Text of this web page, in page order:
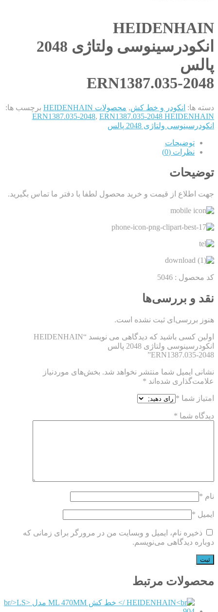
HEIDENHAIN
انکودرسینوسی ولتاژی 2048
پالس
ERN1387.035-2048
دسته ها: انکودر و خط کش, محصولات HEIDENHAIN
برچسب ها:
ERN1387.035-2048, ERN1387.035-2048 HEIDENHAIN
انکودرسینوسی ولتاژی 2048 پالس
توضیحات
نظرات (0)
توضیحات
جهت اطلاع از قیمت و خرید محصول لطفا با دفتر ما تماس بگیرید.
کد محصول : 5046
نقد و بررسی‌ها
هنوز بررسی‌ای ثبت نشده است.
اولین کسی باشید که دیدگاهی می نویسد “HEIDENHAIN
انکودرسینوسی ولتاژی 2048 پالس
ERN1387.035-2048”
نشانی ایمیل شما منتشر نخواهد شد. بخش‌های موردنیاز
علامت‌گذاری شده‌اند *
امتیاز شما *
دیدگاه شما *
نام *
ایمیل *
ذخیره نام، ایمیل و وبسایت من در مرورگر برای زمانی که
دوباره دیدگاهی می‌نویسم.
محصولات مرتبط